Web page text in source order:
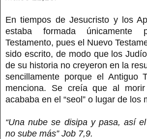
En tiempos de Jesucristo y los
estaba formada únicamente
Testamento, pues el Nuevo
sido escrito, de modo que los
de su historia no creyeron en la
sencillamente porque el Antiguo
menciona. Se creía que al
acababa en el “seol” o lugar de los
“Una nube se disipa y pasa, así
no sube más” Job 7,9.